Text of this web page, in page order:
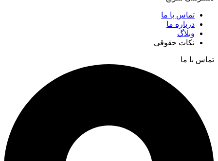
تماس با ما
درباره ما
وبلاگ
نکات حقوقی
تماس با ما